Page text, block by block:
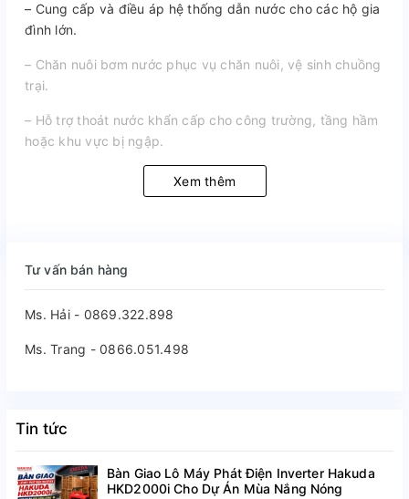
– Cung cấp và điều áp hệ thống dẫn nước cho các hộ gia
đình lớn.
– Chăn nuôi bơm nước phục vụ chăn nuôi, vệ sinh chuồng
trại.
– Hỗ trợ thoát nước khẩn cấp cho công trường, tầng hầm
hoặc khu vực bị ngập.
Xem thêm
Tư vấn bán hàng
Ms. Hải - 0869.322.898
Ms. Trang - 0866.051.498
Tin tức
Bàn Giao Lô Máy Phát Điện Inverter Hakuda
HKD2000i Cho Dự Án Mùa Nắng Nóng